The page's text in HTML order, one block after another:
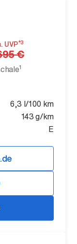
UVP*3
€
1
6,3 l/100 km
143 g/km
E